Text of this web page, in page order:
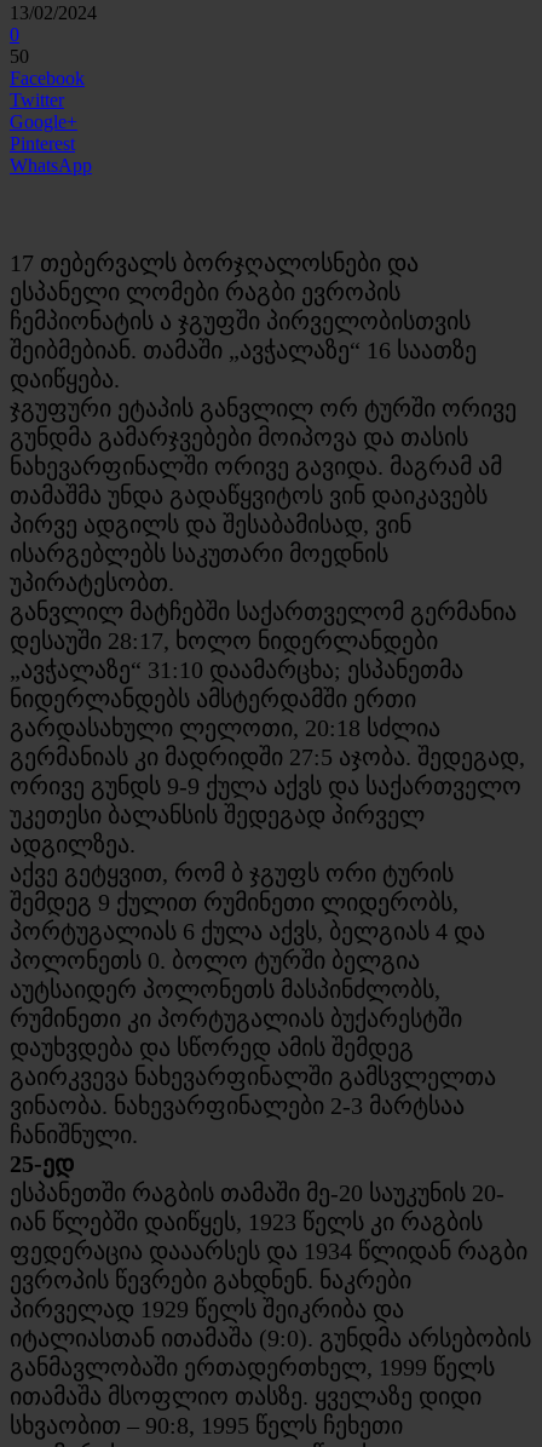
13/02/2024
0
50
Facebook
Twitter
Google+
Pinterest
WhatsApp
17 თებერვალს ბორჯღალოსნები და
ესპანელი ლომები რაგბი ევროპის
ჩემპიონატის ა ჯგუფში პირველობისთვის
შეიბმებიან. თამაში „ავჭალაზე“ 16 საათზე
დაიწყება.
ჯგუფური ეტაპის განვლილ ორ ტურში ორივე
გუნდმა გამარჯვებები მოიპოვა და თასის
ნახევარფინალში ორივე გავიდა. მაგრამ ამ
თამაშმა უნდა გადაწყვიტოს ვინ დაიკავებს
პირვე ადგილს და შესაბამისად, ვინ
ისარგებლებს საკუთარი მოედნის
უპირატესობთ.
განვლილ მატჩებში საქართველომ გერმანია
დესაუში 28:17, ხოლო ნიდერლანდები
„ავჭალაზე“ 31:10 დაამარცხა; ესპანეთმა
ნიდერლანდებს ამსტერდამში ერთი
გარდასახული ლელოთი, 20:18 სძლია
გერმანიას კი მადრიდში 27:5 აჯობა. შედეგად,
ორივე გუნდს 9-9 ქულა აქვს და საქართველო
უკეთესი ბალანსის შედეგად პირველ
ადგილზეა.
აქვე გეტყვით, რომ ბ ჯგუფს ორი ტურის
შემდეგ 9 ქულით რუმინეთი ლიდერობს,
პორტუგალიას 6 ქულა აქვს, ბელგიას 4 და
პოლონეთს 0. ბოლო ტურში ბელგია
აუტსაიდერ პოლონეთს მასპინძლობს,
რუმინეთი კი პორტუგალიას ბუქარესტში
დაუხვდება და სწორედ ამის შემდეგ
გაირკვევა ნახევარფინალში გამსვლელთა
ვინაობა. ნახევარფინალები 2-3 მარტსაა
ჩანიშნული.
25-ედ
ესპანეთში რაგბის თამაში მე-20 საუკუნის 20-
იან წლებში დაიწყეს, 1923 წელს კი რაგბის
ფედერაცია დააარსეს და 1934 წლიდან რაგბი
ევროპის წევრები გახდნენ. ნაკრები
პირველად 1929 წელს შეიკრიბა და
იტალიასთან ითამაშა (9:0). გუნდმა არსებობის
განმავლობაში ერთადერთხელ, 1999 წელს
ითამაშა მსოფლიო თასზე. ყველაზე დიდი
სხვაობით – 90:8, 1995 წელს ჩეხეთი